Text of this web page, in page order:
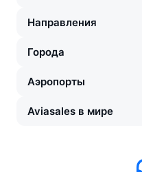
Направления
Города
Аэропорты
Aviasales в мире